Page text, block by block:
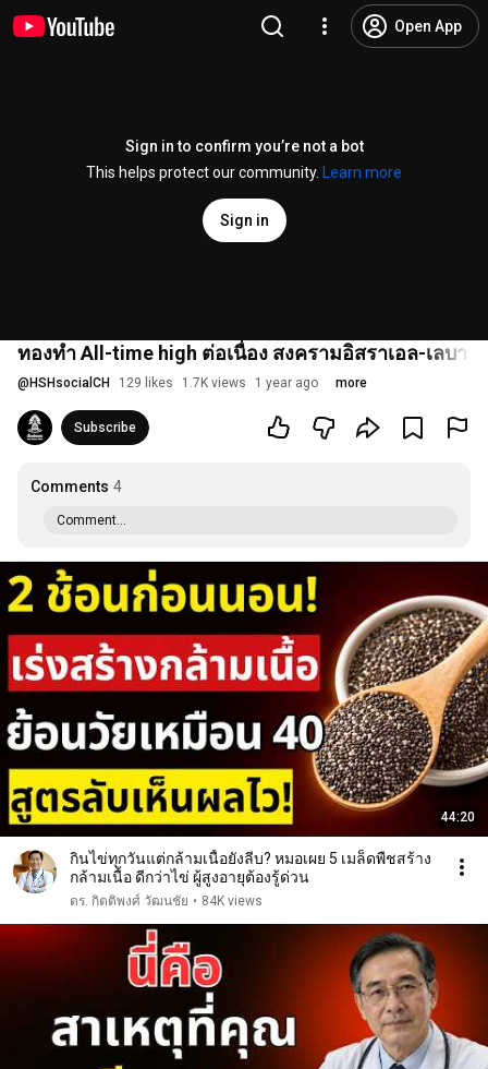
Open App
Sign in to confirm you’re not a bot
This helps protect our community.
Learn more
Sign in
ทองทำ All-time high ต่อเนื่อง สงครามอิสราเอล-เลบา
@ HSHsocialCH 129 likes 1.7K views 1 year ago more
Subscribe
Comments 4
Comment...
44:20
กินไข่ทุกวันแต่กล้ามเนื้อยังลีบ? หมอเผย 5 เมล็ดพืชสร้าง
กล้ามเนื้อ ดีกว่าไข่ ผู้สูงอายุต้องรู้ด่วน
ดร. กิตติพงศ์ วัฒนชัย • 84K views